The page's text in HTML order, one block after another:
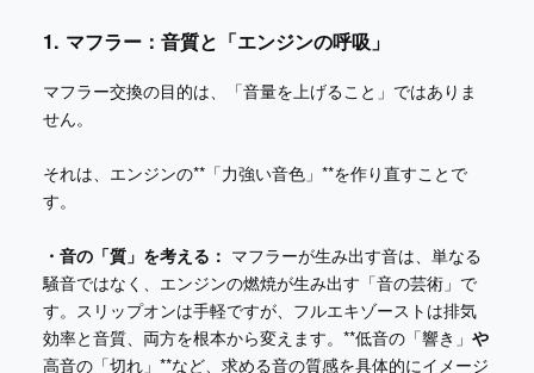
1. マフラー：音質と「エンジンの呼吸」
マフラー交換の目的は、「音量を上げること」ではありま
せん。
それは、エンジンの**「力強い音色」**を作り直すことで
す。
・音の「質」を考える： マフラーが生み出す音は、単なる
騒音ではなく、エンジンの燃焼が生み出す「音の芸術」で
す。スリップオンは手軽ですが、フルエキゾーストは排気
効率と音質、両方を根本から変えます。**低音の「響き」 や
高音の「切れ」**など、求める音の質感を具体的にイメージ